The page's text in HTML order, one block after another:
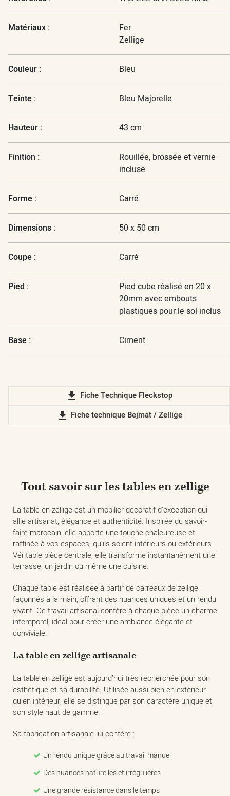
Matériaux :
Fer
Zellige
Couleur : Bleu
Teinte : Bleu Majorelle
Hauteur : 43 cm
Finition :
Rouillée, brossée et vernie
incluse
Forme : Carré
Dimensions : 50 x 50 cm
Coupe : Carré
Pied :
Pied cube réalisé en 20 x
20mm avec embouts
plastiques pour le sol inclus
Base : Ciment
file_download Fiche Technique Fleckstop
file_download Fiche technique Bejmat / Zellige
Tout savoir sur les tables en zellige
La table en zellige est un mobilier décoratif d’exception qui
allie artisanat, élégance et authenticité. Inspirée du savoir-
faire marocain, elle apporte une touche chaleureuse et
raffinée à vos espaces, qu’ils soient intérieurs ou extérieurs.
Véritable pièce centrale, elle transforme instantanément une
terrasse, un jardin ou même une cuisine.
Chaque table est réalisée à partir de carreaux de zellige
façonnés à la main, offrant des nuances uniques et un rendu
vivant. Ce travail artisanal confère à chaque pièce un charme
intemporel, idéal pour créer une ambiance élégante et
conviviale.
La table en zellige artisanale
La table en zellige est aujourd’hui très recherchée pour son
esthétique et sa durabilité. Utilisée aussi bien en extérieur
qu’en intérieur, elle se distingue par son caractère unique et
son style haut de gamme.
Sa fabrication artisanale lui confère :
Un rendu unique grâce au travail manuel
Des nuances naturelles et irrégulières
Une grande résistance dans le temps